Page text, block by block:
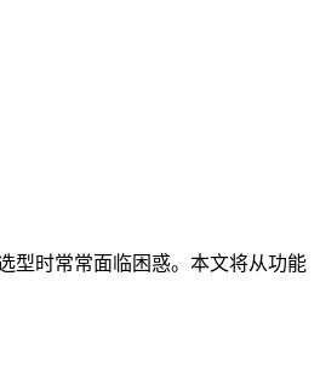
型时常常面临困惑。本文将从功能